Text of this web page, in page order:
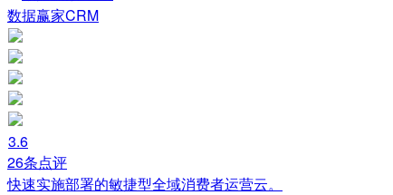
数据赢家CRM
3.6
26条点评
快速实施部署的敏捷型全域消费者运营云。